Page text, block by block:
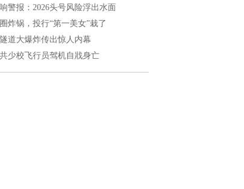
警报：2026头号风险浮出水面
炸锅，投行“第一美女”栽了
道大爆炸传出惊人内幕
少校飞行员驾机自戕身亡